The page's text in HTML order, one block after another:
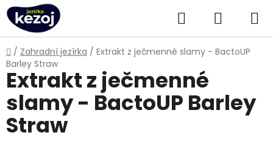
Přejít
na
obsah
Hledat
KOŠÍK
Domů
/ Zahradní jezírka / Extrakt z ječmenné slamy - BactoUP
Barley Straw
Extrakt z ječmenné
slamy - BactoUP Barley
Straw